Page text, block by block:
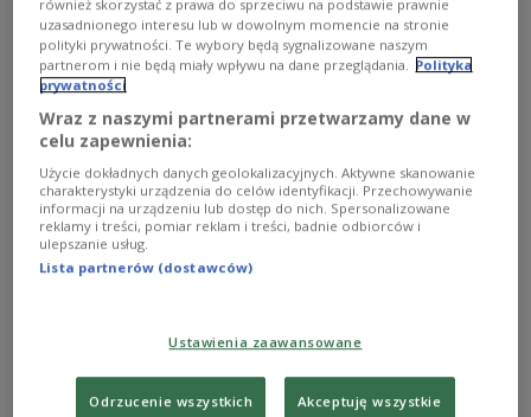
również skorzystać z prawa do sprzeciwu na podstawie prawnie
uzasadnionego interesu lub w dowolnym momencie na stronie
polityki prywatności. Te wybory będą sygnalizowane naszym
partnerom i nie będą miały wpływu na dane przeglądania. Polityka
prywatności
Wraz z naszymi partnerami przetwarzamy dane w
celu zapewnienia:
Użycie dokładnych danych geolokalizacyjnych. Aktywne skanowanie
charakterystyki urządzenia do celów identyfikacji. Przechowywanie
informacji na urządzeniu lub dostęp do nich. Spersonalizowane
reklamy i treści, pomiar reklam i treści, badnie odbiorców i
ulepszanie usług.
Lista partnerów (dostawców)
Ustawienia zaawansowane
Odrzucenie wszystkich Akceptuję wszystkie